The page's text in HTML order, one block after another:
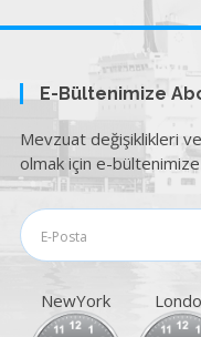
E-Bültenimize
Mevzuat değişiklikleri
olmak için e-
NewYork